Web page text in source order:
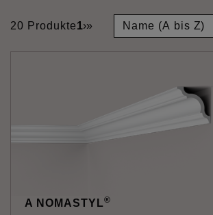
20 Produkte1›»
A NOMASTYL®